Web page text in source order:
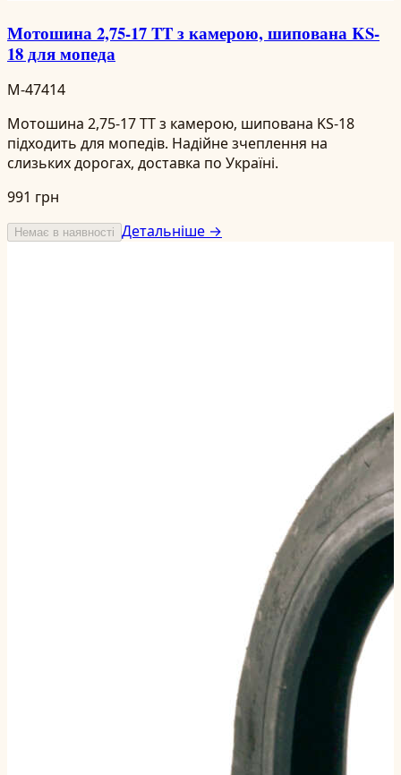
Мотошина 2,75-17 TT з камерою, шипована KS-
18 для мопеда
M-47414
Мотошина 2,75-17 TT з камерою, шипована KS-18
підходить для мопедів. Надійне зчеплення на
слизьких дорогах, доставка по Україні.
991 грн
Немає в наявності Детальніше →